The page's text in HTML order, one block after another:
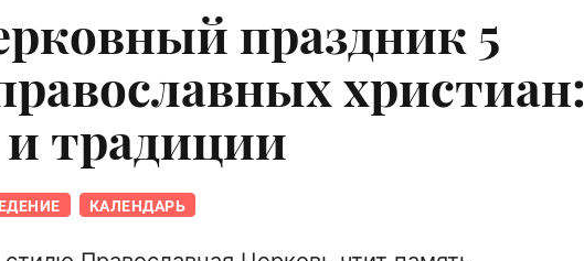
праздник 5
христиан:
традиции
КАЛЕНДАРЬ